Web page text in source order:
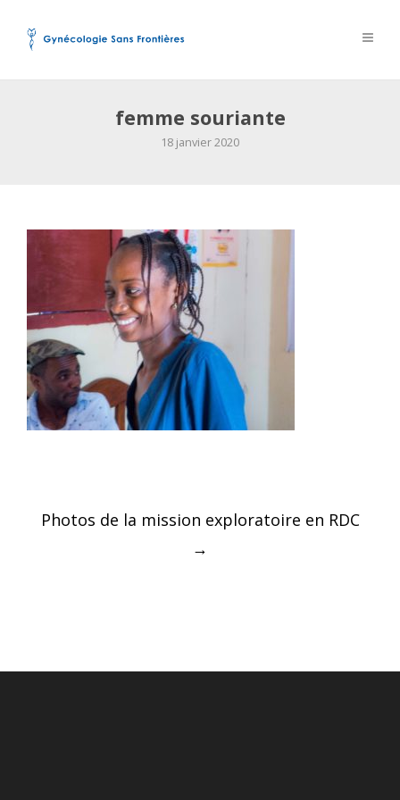
femme souriante
18 janvier 2020
Post
Photos de la mission exploratoire en RDC
→